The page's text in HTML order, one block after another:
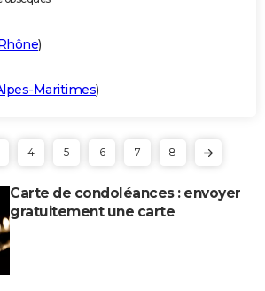
)
Maritimes)
4 5 6 7 8
Carte de condoléances : envoyer
gratuitement une carte